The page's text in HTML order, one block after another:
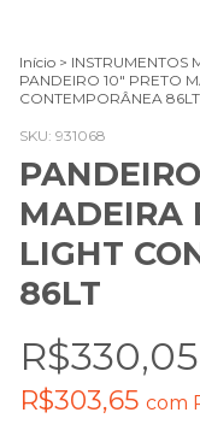
Início > INSTRUMENTOS
PANDEIRO 10" PRETO
CONTEMPORÂNEA 86LT
SKU: 931068
MADEIRA
LIGHT
86LT
R$330,05
R$303,65 com